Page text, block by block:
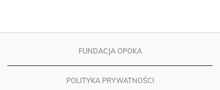
FUNDACJA OPOKA
POLITYKA PRYWATNOŚCI